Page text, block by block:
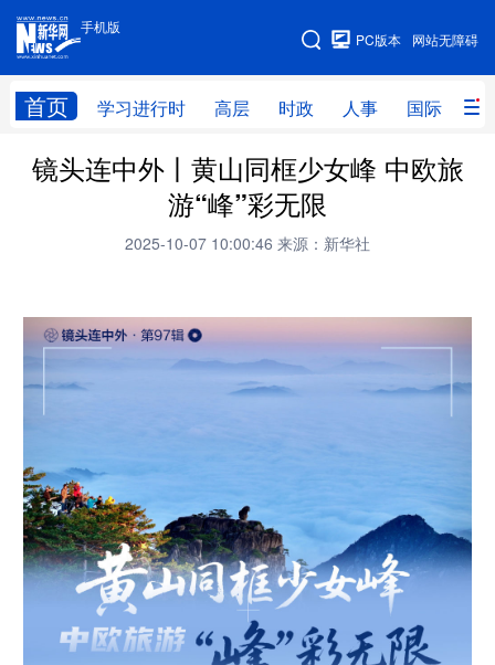
手机版
网站无障碍
PC版本
首页 学习进行时 高层 时政 人事 国际 财
手机版
网站地图
学习进行时 高层 时政 人事
财经 网评
全球连线
文化 军事
政务
食品 数字经济
学术中国 乡村振兴 银龄 溯源中国
城市 旅游 能源 会展
彩票 娱乐 时尚 悦读
镜头连中外丨黄山同框少女峰 中欧旅
游“峰”彩无限
2025-10-07 10:00:46 来源：新华社